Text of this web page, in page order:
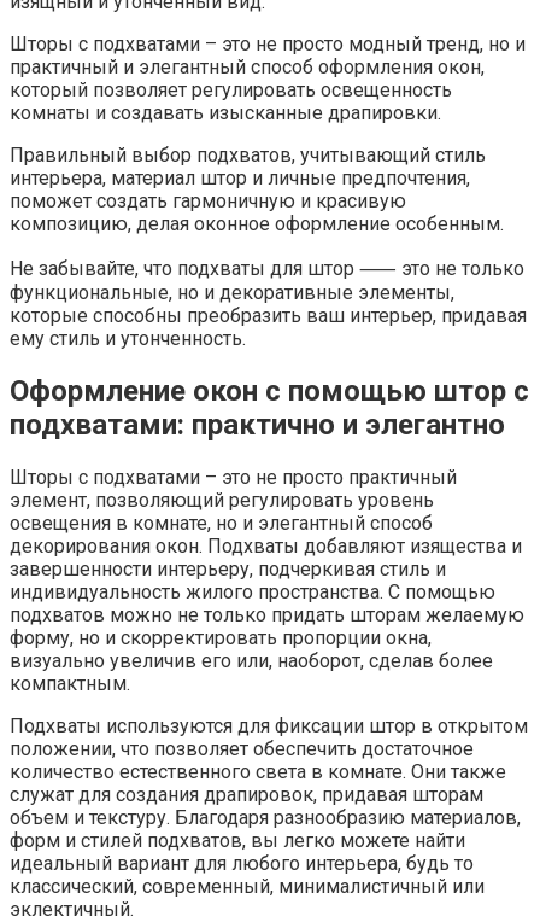
Шторы с подхватами – это не просто модный тренд, но и
практичный и элегантный способ оформления окон,
который позволяет регулировать освещенность
комнаты и создавать изысканные драпировки.
Правильный выбор подхватов, учитывающий стиль
интерьера, материал штор и личные предпочтения,
поможет создать гармоничную и красивую
композицию, делая оконное оформление особенным.
Не забывайте, что подхваты для штор ⸺ это не только
функциональные, но и декоративные элементы,
которые способны преобразить ваш интерьер, придавая
ему стиль и утонченность.
Оформление окон с помощью штор с
подхватами: практично и элегантно
Шторы с подхватами – это не просто практичный
элемент, позволяющий регулировать уровень
освещения в комнате, но и элегантный способ
декорирования окон. Подхваты добавляют изящества и
завершенности интерьеру, подчеркивая стиль и
индивидуальность жилого пространства. С помощью
подхватов можно не только придать шторам желаемую
форму, но и скорректировать пропорции окна,
визуально увеличив его или, наоборот, сделав более
компактным.
Подхваты используются для фиксации штор в открытом
положении, что позволяет обеспечить достаточное
количество естественного света в комнате. Они также
служат для создания драпировок, придавая шторам
объем и текстуру. Благодаря разнообразию материалов,
форм и стилей подхватов, вы легко можете найти
идеальный вариант для любого интерьера, будь то
классический, современный, минималистичный или
эклектичный.